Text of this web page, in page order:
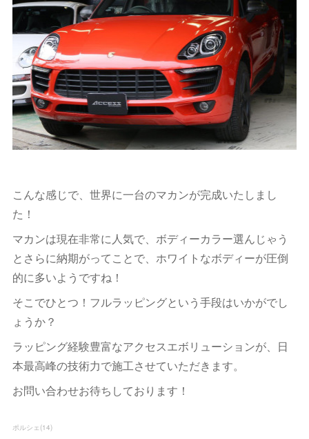
こんな感じで、世界に一台のマカンが完成いたしまし
た！
マカンは現在非常に人気で、ボディーカラー選んじゃう
とさらに納期がってことで、ホワイトなボディーが圧倒
的に多いようですね！
そこでひとつ！フルラッピングという手段はいかがでし
ょうか？
ラッピング経験豊富なアクセスエボリューションが、日
本最高峰の技術力で施工させていただきます。
お問い合わせお待ちしております！
ポルシェ(14)